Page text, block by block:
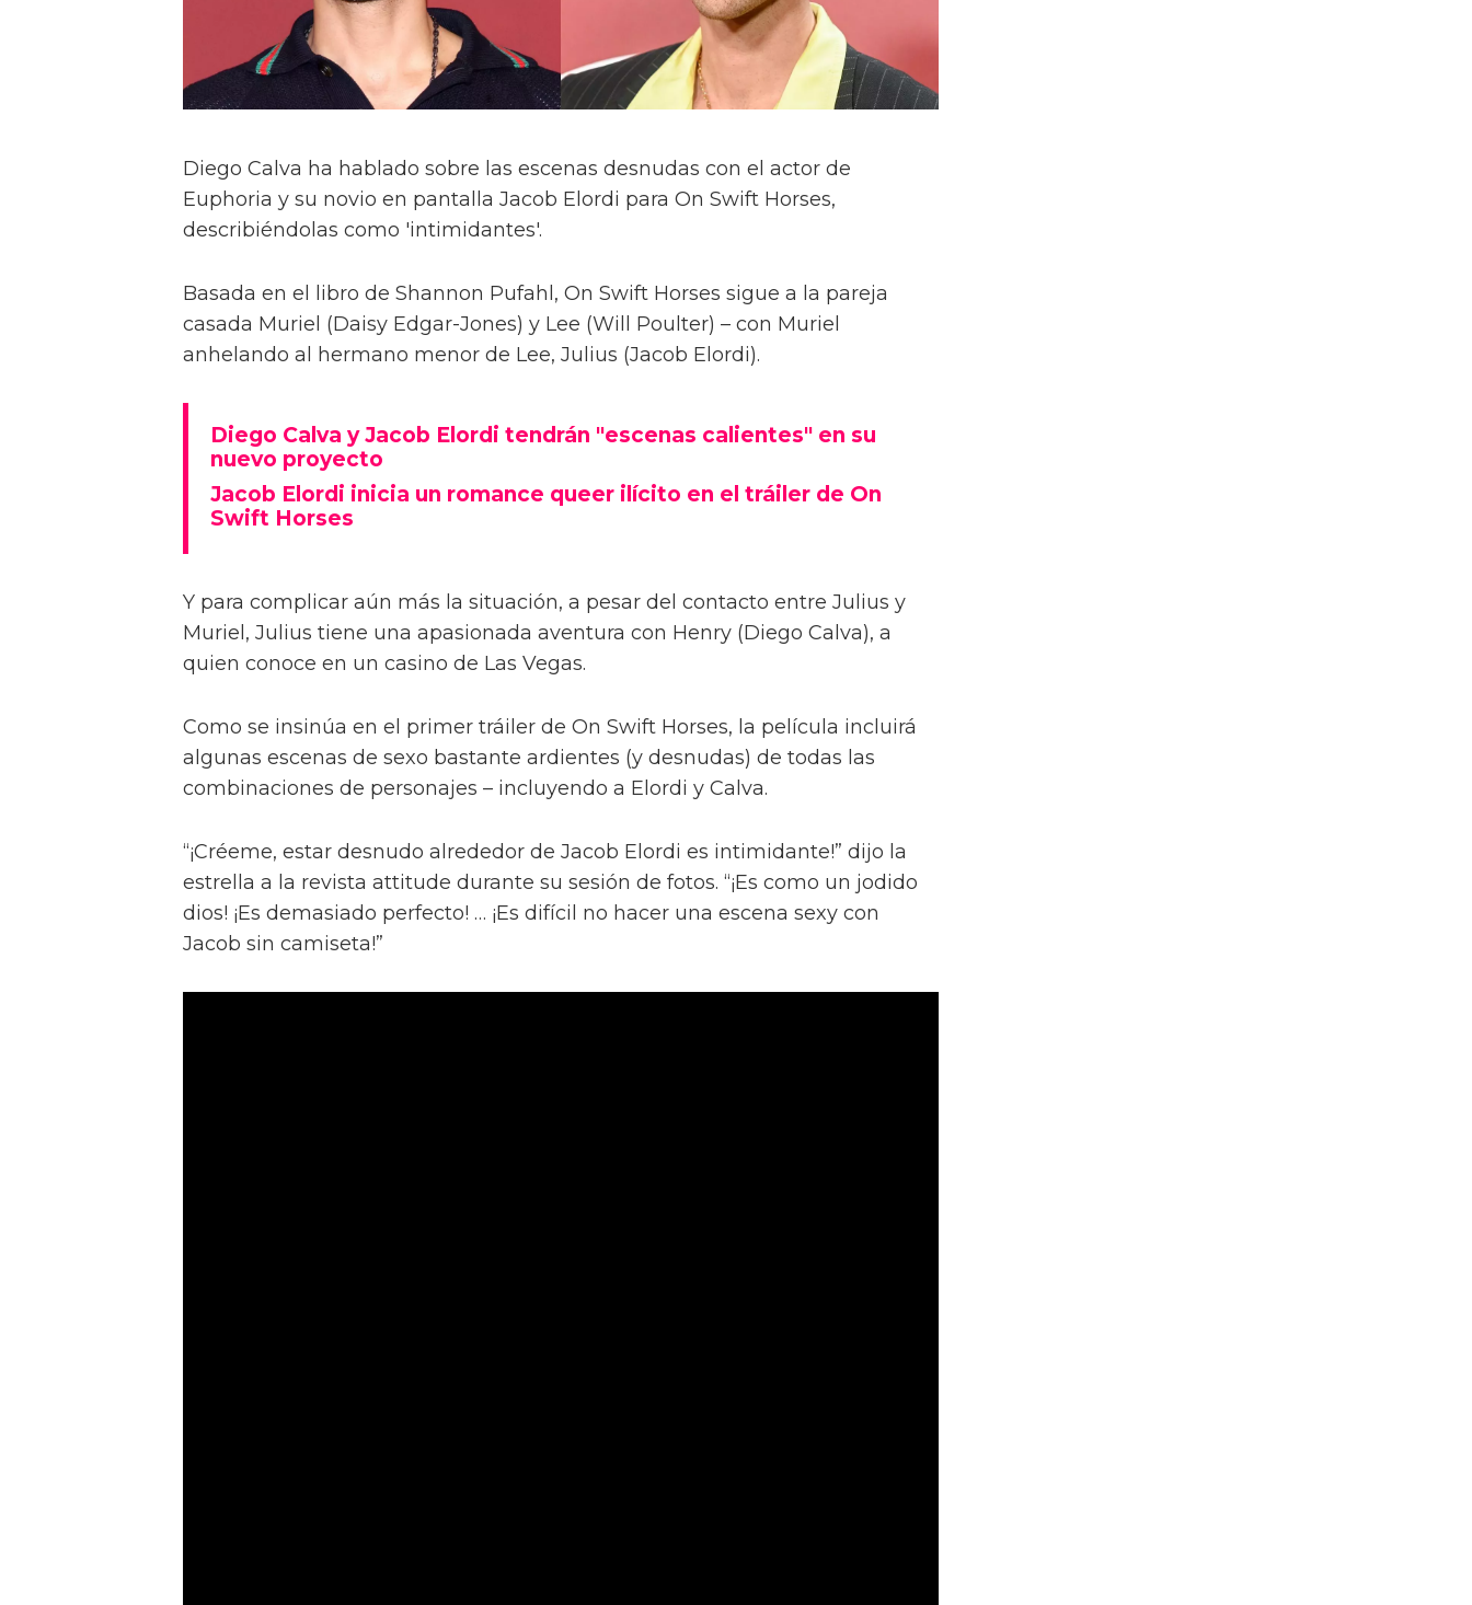
Diego Calva ha hablado sobre las escenas desnudas con el actor de
Euphoria y su novio en pantalla Jacob Elordi para On Swift Horses,
describiéndolas como 'intimidantes'.
Basada en el libro de Shannon Pufahl, On Swift Horses sigue a la pareja
casada Muriel (Daisy Edgar-Jones) y Lee (Will Poulter) – con Muriel
anhelando al hermano menor de Lee, Julius (Jacob Elordi).
Diego Calva y Jacob Elordi tendrán "escenas calientes" en su
nuevo proyecto
Jacob Elordi inicia un romance queer ilícito en el tráiler de On
Swift Horses
Y para complicar aún más la situación, a pesar del contacto entre Julius y
Muriel, Julius tiene una apasionada aventura con Henry (Diego Calva), a
quien conoce en un casino de Las Vegas.
Como se insinúa en el primer tráiler de On Swift Horses, la película incluirá
algunas escenas de sexo bastante ardientes (y desnudas) de todas las
combinaciones de personajes – incluyendo a Elordi y Calva.
“¡Créeme, estar desnudo alrededor de Jacob Elordi es intimidante!” dijo la
estrella a la revista attitude durante su sesión de fotos. “¡Es como un jodido
dios! ¡Es demasiado perfecto! … ¡Es difícil no hacer una escena sexy con
Jacob sin camiseta!”